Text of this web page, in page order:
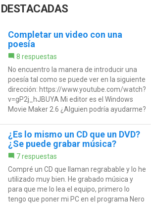
Completar un video con una
poesía
8 respuestas
No encuentro la manera de introducir una
poesía tal como se puede ver en la siguiente
dirección: https://www.youtube.com/watch?
v=gP2j_hJBUYA Mi editor es el Windows
Movie Maker 2.6 ¿Alguien podría ayudarme?
¿Es lo mismo un CD que un DVD?
¿Se puede grabar música?
7 respuestas
Compré un CD que llaman regrabable y lo he
utilizado muy bien. He grabado música y
para que me lo lea el equipo, primero lo
tengo que poner mi PC en el programa Nero